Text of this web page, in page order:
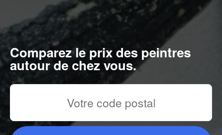
Comparez le prix des peintres
autour de chez vous.